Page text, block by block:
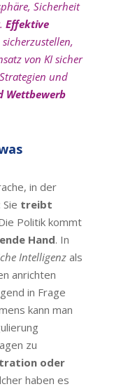
Sicherheit
Effektive
von KI sicher
und
Wettbewerb
in der
treibt
Politik kommt
Hand. In
Intelligenzals
anrichten
in Frage
kann man
zu
oder
haben es